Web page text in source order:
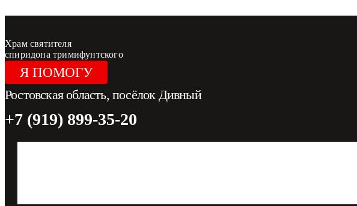
Храм святителя
спиридона тримифунтского
Я ПОМОГУ
Ростовская область, посёлок Дивный
+7 (919) 899-35-20